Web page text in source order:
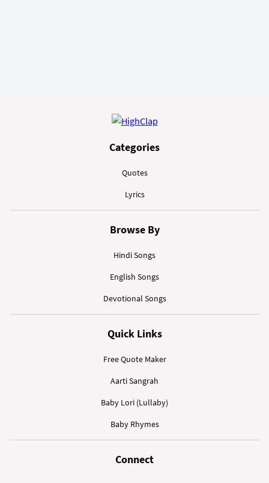
Categories
Quotes
Lyrics
Browse By
Hindi Songs
English Songs
Devotional Songs
Quick Links
Free Quote Maker
Aarti Sangrah
Baby Lori (Lullaby)
Baby Rhymes
Connect